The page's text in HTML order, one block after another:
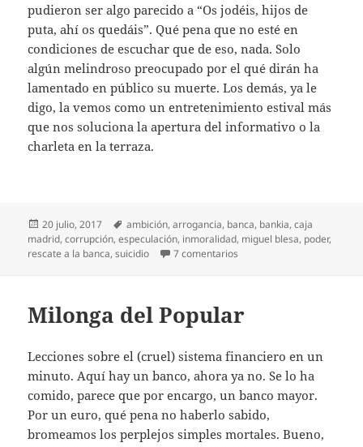
pudieron ser algo parecido a “Os jodéis, hijos de
puta, ahí os quedáis”. Qué pena que no esté en
condiciones de escuchar que de eso, nada. Solo
algún melindroso preocupado por el qué dirán ha
lamentado en público su muerte. Los demás, ya le
digo, la vemos como un entretenimiento estival más
que nos soluciona la apertura del informativo o la
charleta en la terraza.
Publicado
el
20 julio, 2017 Etiquetas
ambición,arrogancia, banca, bankia,caja
madrid,corrupción,especulación, inmoralidad, miguel blesa, poder,
rescate a la banca,suicidio 7 comentarios
Milonga del Popular
Lecciones sobre el (cruel) sistema financiero en un
minuto. Aquí hay un banco, ahora ya no. Se lo ha
comido, parece que por encargo, un banco mayor.
Por un euro, qué pena no haberlo sabido,
bromeamos los perplejos simples mortales. Bueno,